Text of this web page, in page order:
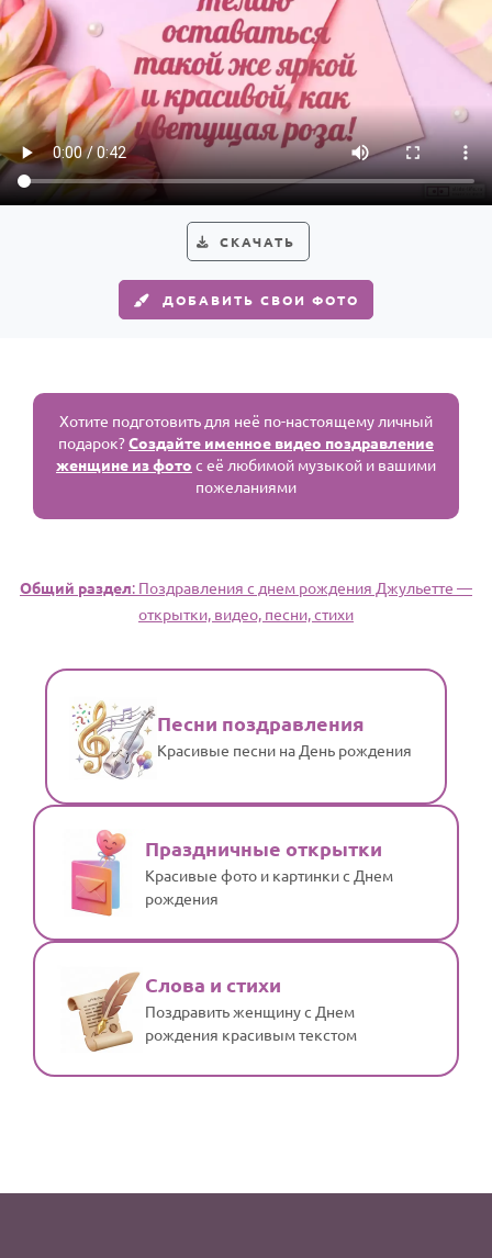
СКАЧАТЬ
ДОБАВИТЬ СВОИ ФОТО
Хотите подготовить для неё по-настоящему личный
подарок?Создайте именное видео поздравление
женщине из фото с её любимой музыкой и вашими
пожеланиями
Общий раздел: Поздравления с днем рождения Джульетте —
открытки, видео, песни, стихи
Песни поздравления
Красивые песни на День рождения
Праздничные открытки
Красивые фото и картинки с Днем
рождения
Слова и стихи
Поздравить женщину с Днем
рождения красивым текстом